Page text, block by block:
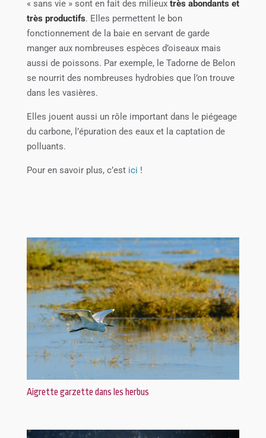
« sans vie » sont en fait des milieux très abondants et
très productifs. Elles permettent le bon
fonctionnement de la baie en servant de garde
manger aux nombreuses espèces d’oiseaux mais
aussi de poissons. Par exemple, le Tadorne de Belon
se nourrit des nombreuses hydrobies que l’on trouve
dans les vasières.
Elles jouent aussi un rôle important dans le piégeage
du carbone, l’épuration des eaux et la captation de
polluants.
Pour en savoir plus, c’est ici !
Aigrette garzette dans les herbus